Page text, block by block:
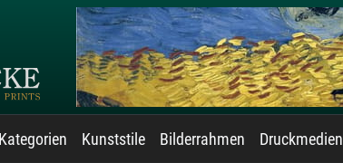
Kategorien Kunststile Bilderrahmen Druckmedien